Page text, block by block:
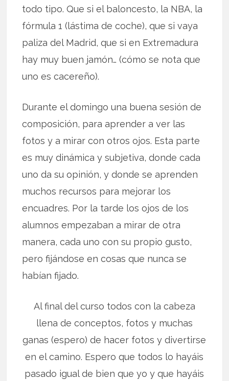
todo tipo. Que si el baloncesto, la NBA, la
fórmula 1 (lástima de coche), que si vaya
paliza del Madrid, que si en Extremadura
hay muy buen jamón… (cómo se nota que
uno es cacereño).
Durante el domingo una buena sesión de
composición, para aprender a ver las
fotos y a mirar con otros ojos. Esta parte
es muy dinámica y subjetiva, donde cada
uno da su opinión, y donde se aprenden
muchos recursos para mejorar los
encuadres. Por la tarde los ojos de los
alumnos empezaban a mirar de otra
manera, cada uno con su propio gusto,
pero fijándose en cosas que nunca se
habían fijado.
Al final del curso todos con la cabeza
llena de conceptos, fotos y muchas
ganas (espero) de hacer fotos y divertirse
en el camino. Espero que todos lo hayáis
pasado igual de bien que yo y que hayáis